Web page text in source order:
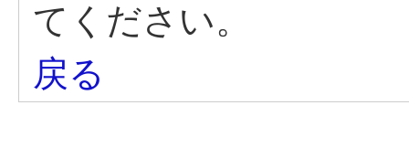
てください。
戻る